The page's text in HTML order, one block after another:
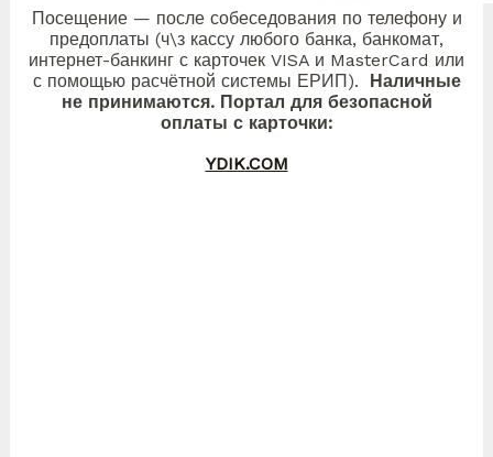
Посещение — после собеседования по телефону и
предоплаты (ч\з кассу любого банка, банкомат,
интернет-банкинг с карточек VISA и MasterCard или
с помощью расчётной системы ЕРИП). Наличные
не принимаются. Портал для безопасной
оплаты с карточки:
YDIK.COM